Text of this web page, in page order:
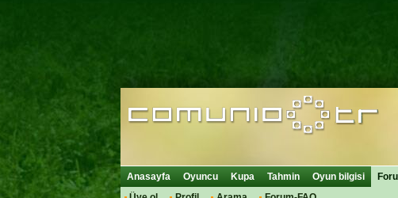
Anasayfa Oyuncu Kupa Tahmin Oyun bilgisi